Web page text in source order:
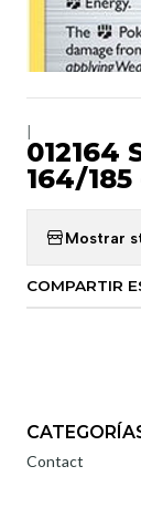
012164
164/
Mostrar
COMPARTIR
Contact